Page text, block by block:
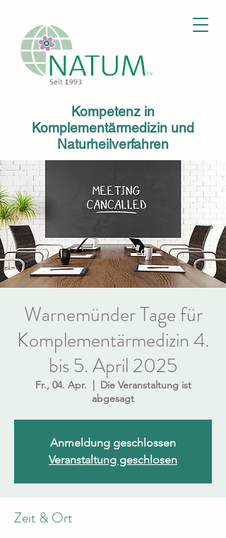
Kompetenz in
Komplementärmedizin und
Naturheilverfahren
Warnemünder Tage für
Komplementärmedizin 4.
bis 5. April 2025
Fr., 04. Apr.
  |
Die Veranstaltung ist
abgesagt
Anmeldung geschlossen
Veranstaltung geschlosen
Zeit & Ort